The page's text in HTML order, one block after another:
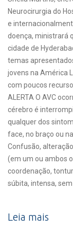
Neurocirurgia do
e
doença, ministrará
cidade de
temas
jovens na América
com poucos
ALERTA O AVC
cérebro é
qualquer dos
face, no braço ou
Confusão,
(em um ou ambos
coordenação,
súbita, intensa,
Leia mais